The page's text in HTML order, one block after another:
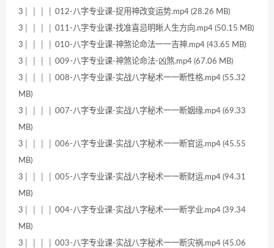
3│ │ │ │ 012-八字专业课-捉用神改变运势.mp4 (28.26 MB)
3│ │ │ │ 011-八字专业课-找准喜忌明晰人生方向.mp4 (50.15 MB)
3│ │ │ │ 010-八字专业课-神煞论命法一一吉神.mp4 (43.65 MB)
3│ │ │ │ 009-八字专业课-神煞论命法-凶煞.mp4 (67.06 MB)
3│ │ │ │ 008-八字专业课-实战八字秘术一一断性格.mp4 (55.32
MB)
3│ │ │ │ 007-八字专业课-实战八字秘术一一断姻缘.mp4 (69.33
MB)
3│ │ │ │ 006-八字专业课-实战八字秘术一一断官运.mp4 (45.55
MB)
3│ │ │ │ 005-八字专业课-实战八字秘术一一断财运.mp4 (94.31
MB)
3│ │ │ │ 004-八字专业课-实战八字秘术一一断学业.mp4 (39.34
MB)
3│ │ │ │ 003-八字专业课-实战八字秘术一一断灾祸.mp4 (45.06